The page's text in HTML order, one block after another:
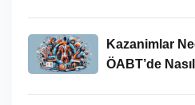
Kazanimlar
ÖABT’de